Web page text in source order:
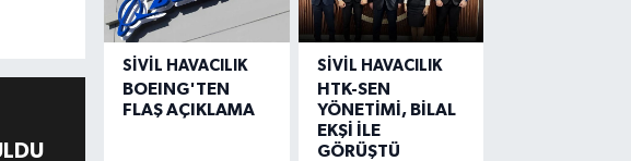
SIVIL HAVACILIK
BOEING'TEN
FLAŞ AÇIKLAMA
SIVIL HAVACILIK
HTK-SEN
YÖNETİMİ, BİLAL
EKŞİ İLE
GÖRÜŞTÜ